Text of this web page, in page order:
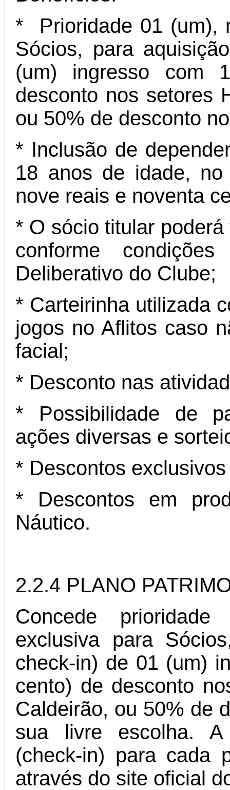
*
Prioridade 01 (um),
Sócios, para
(um) ingresso com
desconto nos setores
ou 50% de desconto
* Inclusão de
18 anos de idade,
nove reais e noventa
* O sócio titular
conforme
Deliberativo do Clube;
* Carteirinha utilizada
jogos no Aflitos caso
facial;
* Desconto nas
* Possibilidade de
ações diversas e
* Descontos
* Descontos em
Náutico.
2.2.4 PLANO
Concede
exclusiva para
check-in) de 01 (um)
cento) de desconto
Caldeirão, ou 50% de
sua livre escolha. A
(check-in) para cada
através do site oficial